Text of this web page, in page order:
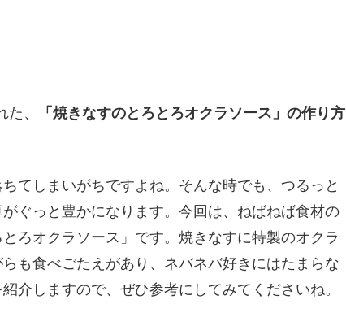
、 「焼きなすのとろとろオクラソース」の作り方
てしまいがちですよね。そんな時でも、つるっと
ぐっと豊かになります。今回は、ねばねば食材の
ろオクラソース」です。焼きなすに特製のオクラ
も食べごたえがあり、ネバネバ好きにはたまらな
介しますので、ぜひ参考にしてみてくださいね。